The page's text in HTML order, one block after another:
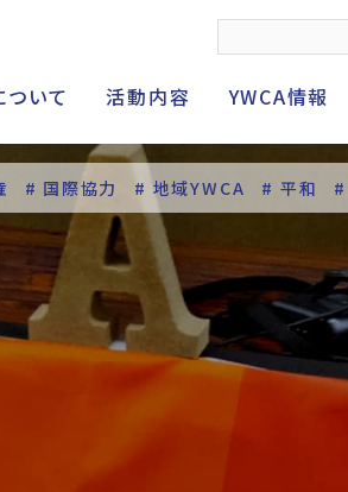
ついて 活動内容 YWCA情報
# 国際協力 # 地域YWCA # 平和